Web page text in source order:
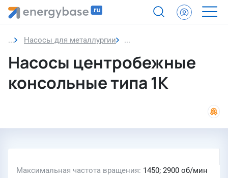
Насосы для металлургии Насосы центробежные
Насосы центробежные
консольные типа 1К
Максимальная частота вращения 1450; 2900 об/мин